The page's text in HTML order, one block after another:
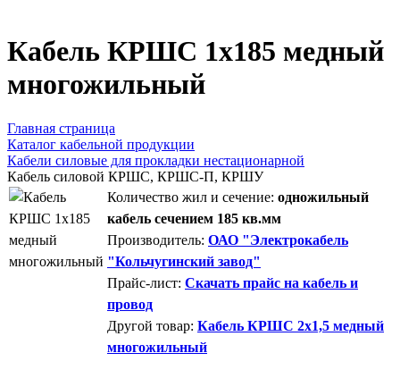
Кабель КРШС 1x185 медный
многожильный
Главная страница
Каталог кабельной продукции
Кабели силовые для прокладки нестационарной
Кабель силовой КРШС, КРШС-П, КРШУ
Количество жил и сечение: одножильный
кабель сечением 185 кв.мм
Производитель: ОАО "Электрокабель
"Кольчугинский завод"
Прайс-лист: Скачать прайс на кабель и
провод
Другой товар: Кабель КРШС 2x1,5 медный
многожильный